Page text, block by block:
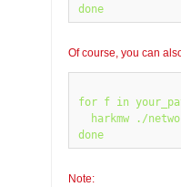
Of course, you can
for f in
harkmw ./
Note: